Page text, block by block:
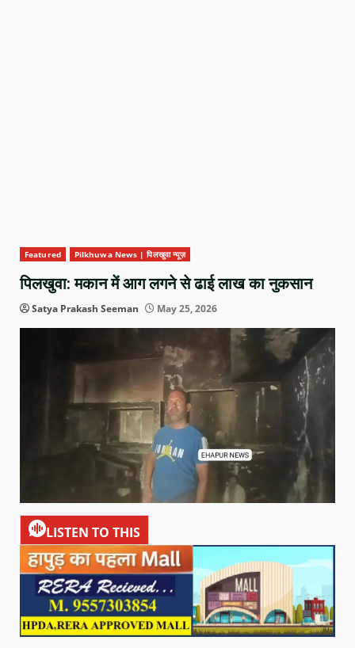
Featured Pilkhuwa News | पिलखुवा न्यूज़
पिलखुवा: मकान में आग लगने से ढाई लाख का नुकसान
Satya Prakash Seeman May 25, 2026
LISTEN TO THIS